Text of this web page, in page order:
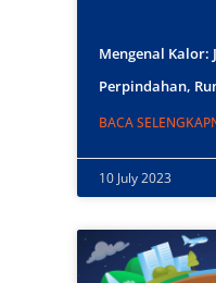
Mengenal Kalor:
Perpindahan,
BACA
10 July 2023